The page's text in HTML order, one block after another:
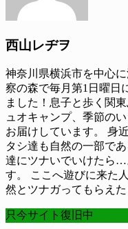
西山レヂヲ
神奈川県横浜市を中心
察の森で毎月第1日曜日
ました！息子と歩く関
ュオキャンプ、季節の
お届けしています。 身
タシ達も自然の一部で
達にツナいでいけたら…
す。 ここへ遊びに来た
然とツナガってもらえた
只今サイト復旧中